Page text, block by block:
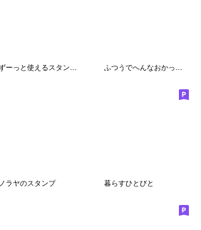
ずーっと使えるスタンプ、(みつあみ) ふつうでへんなおかっぱさん
ノラヤのスタンプ 暮らすひとびと